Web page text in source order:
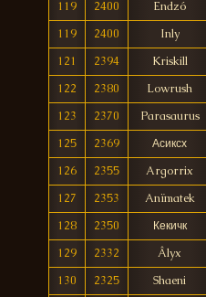
119
2400
Endzó
119
2400
Inly
121
2394
Kriskill
122
2380
Lowrush
123
2370
Parasaurus
125
2369
Асиксх
126
2355
Argorrix
127
2353
Anïmatek
128
2350
Кекичк
129
2332
Âlyx
130
2325
Shaeni